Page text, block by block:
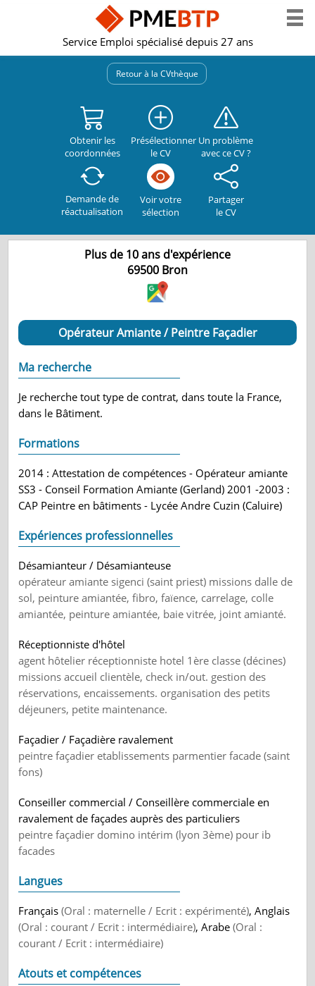
Service Emploi spécialisé depuis 27 ans
Retour à la CVthèque
Obtenir les
coordonnées
Présélectionner
le CV
Un problème
avec ce CV ?
Demande de
réactualisation
Voir votre
sélection
Partager
le CV
Plus de 10 ans d'expérience
69500 Bron
Opérateur Amiante / Peintre Façadier
Ma recherche
Je recherche tout type de contrat, dans toute la France,
dans le Bâtiment.
Formations
2014 : Attestation de compétences - Opérateur amiante
SS3 - Conseil Formation Amiante (Gerland) 2001 -2003 :
CAP Peintre en bâtiments - Lycée Andre Cuzin (Caluire)
Expériences professionnelles
Désamianteur / Désamianteuse
opérateur amiante sigenci (saint priest) missions dalle de
sol, peinture amiantée, fibro, faïence, carrelage, colle
amiantée, peinture amiantée, baie vitrée, joint amianté.
Réceptionniste d'hôtel
agent hôtelier réceptionniste hotel 1ère classe (décines)
missions accueil clientèle, check in/out. gestion des
réservations, encaissements. organisation des petits
déjeuners, petite maintenance.
Façadier / Façadière ravalement
peintre façadier etablissements parmentier facade (saint
fons)
Conseiller commercial / Conseillère commerciale en
ravalement de façades auprès des particuliers
peintre façadier domino intérim (lyon 3ème) pour ib
facades
Langues
Français(Oral : maternelle / Ecrit : expérimenté), Anglais
(Oral : courant / Ecrit : intermédiaire), Arabe(Oral :
courant / Ecrit : intermédiaire)
Atouts et compétences